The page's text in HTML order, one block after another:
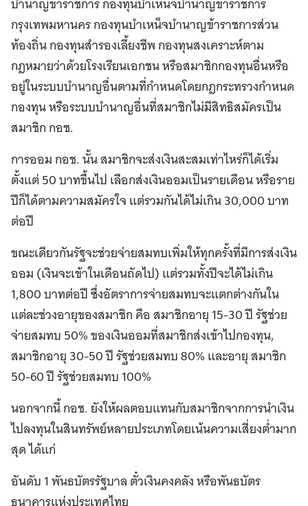
กรุงเทพมหานคร กองทุนบำเหน็จบำนาญข้าราชการส่วน
ท้องถิ่น กองทุนสำรองเลี้ยงชีพ กองทุนสงเคราะห์ตาม
กฎหมายว่าด้วยโรงเรียนเอกชน หรือสมาชิกกองทุนอื่นหรือ
อยู่ในระบบบำนาญอื่นตามที่กำหนดโดยกฎกระทรวงกำหนด
กองทุน หรือระบบบำนาญอื่นที่สมาชิกไม่มีสิทธิสมัครเป็น
สมาชิก กอช.
การออม กอช. นั้น สมาชิกจะส่งเงินสะสมเท่าไหร่ก็ได้เริ่ม
ตั้งแต่ 50 บาทขึ้นไป เลือกส่งเงินออมเป็นรายเดือน หรือราย
ปีก็ได้ตามความสมัครใจ แต่รวมกันได้ไม่เกิน 30,000 บาท
ต่อปี
ขณะเดียวกันรัฐจะช่วยจ่ายสมทบเพิ่มให้ทุกครั้งที่มีการส่งเงิน
ออม (เงินจะเข้าในเดือนถัดไป) แต่รวมทั้งปีจะได้ไม่เกิน
1,800 บาทต่อปี ซึ่งอัตราการจ่ายสมทบจะแตกต่างกันใน
แต่ละช่วงอายุของสมาชิก คือ สมาชิกอายุ 15-30 ปี รัฐช่วย
จ่ายสมทบ 50% ของเงินออมที่สมาชิกส่งเข้าไปกองทุน,
สมาชิกอายุ 30-50 ปี รัฐช่วยสมทบ 80% และอายุ สมาชิก
50-60 ปี รัฐช่วยสมทบ 100%
นอกจากนี้ กอช. ยังให้ผลตอบแทนกับสมาชิกจากการนำเงิน
ไปลงทุนในสินทรัพย์หลายประเภทโดยเน้นความเสี่ยงต่ำมาก
สุด ได้แก่
อันดับ 1 พันธบัตรรัฐบาล ตั๋วเงินคงคลัง หรือพันธบัตร
ธนาคารแห่งประเทศไทย